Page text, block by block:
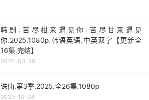
韩剧.苦尽柑来遇见你.苦尽甘来遇见
你.2025.1080p.韩语英语.中英双字【更新全
16集.完结】
2025-03-29
诛仙.第3季.2025.全26集.1080p
2025-10-24